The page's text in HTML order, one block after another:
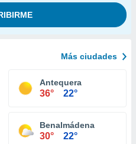
Más ciudades
Antequera
36° 22°
Benalmádena
30° 22°